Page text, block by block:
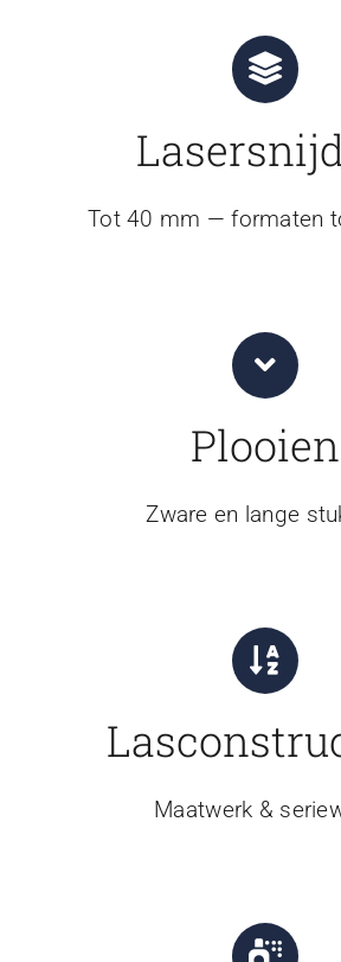
Tot 40 mm — formaten
Plooien
Zware en lange
Maatwerk &